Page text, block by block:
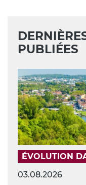
PUBLIÉES
ÉVOLUTION
03.08.2026